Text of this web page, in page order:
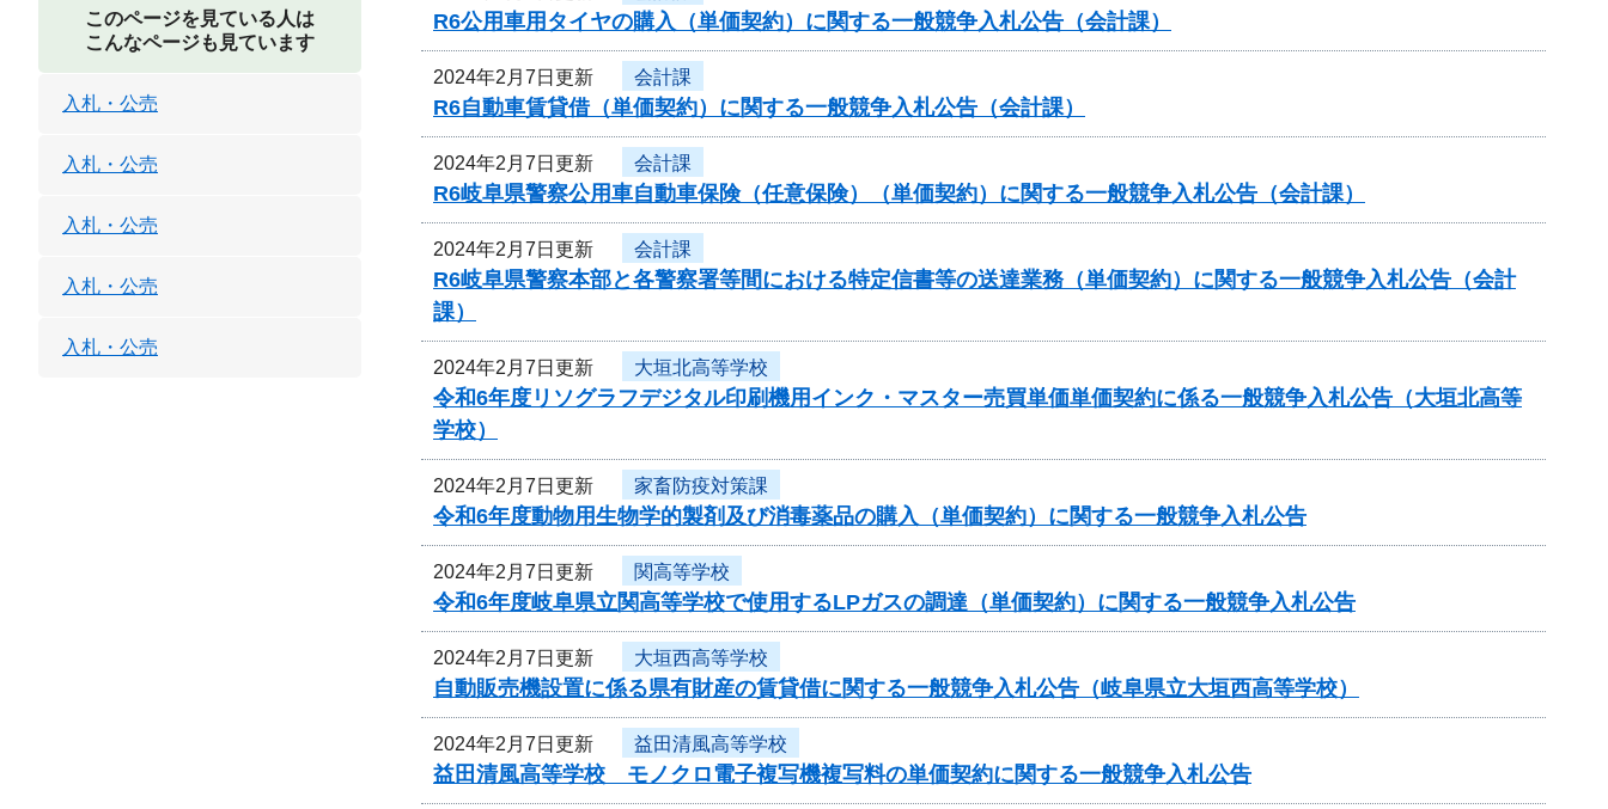
R6公用車用タイヤの購入（単価契約）に関する一般競争入札公告（会計課）
2024年2月7日更新 会計課
R6自動車賃貸借（単価契約）に関する一般競争入札公告（会計課）
2024年2月7日更新 会計課
R6岐阜県警察公用車自動車保険（任意保険）（単価契約）に関する一般競争入札公告（会計課）
2024年2月7日更新 会計課
R6岐阜県警察本部と各警察署等間における特定信書等の送達業務（単価契約）に関する一般競争入札公告（会計
課）
2024年2月7日更新 大垣北高等学校
令和6年度リソグラフデジタル印刷機用インク・マスター売買単価単価契約に係る一般競争入札公告（大垣北高等
学校）
2024年2月7日更新 家畜防疫対策課
令和6年度動物用生物学的製剤及び消毒薬品の購入（単価契約）に関する一般競争入札公告
2024年2月7日更新 関高等学校
令和6年度岐阜県立関高等学校で使用するLPガスの調達（単価契約）に関する一般競争入札公告
2024年2月7日更新 大垣西高等学校
自動販売機設置に係る県有財産の賃貸借に関する一般競争入札公告（岐阜県立大垣西高等学校）
2024年2月7日更新 益田清風高等学校
益田清風高等学校 モノクロ電子複写機複写料の単価契約に関する一般競争入札公告
このページを見ている人は
こんなページも見ています
入札・公売
入札・公売
入札・公売
入札・公売
入札・公売